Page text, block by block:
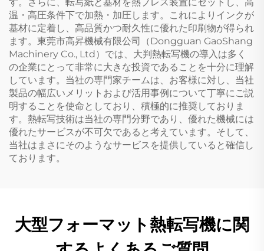
温・高圧条件下で加熱・加圧します。これによりインクが
基材に定着し、高品質かつ耐久性に優れた印刷物が得られ
ます。東莞市高昇機械有限公司（Dongguan GaoShang
Machinery Co., Ltd）では、大判熱転写機の導入は多く
の企業にとって非常に大きな投資であることを十分に理解
しています。当社の専門家チームは、お客様に対し、当社
製品の幅広いメリットおよび活用事例について丁寧にご説
明することを使命としており、積極的に推奨しておりま
す。熱転写技術は当社の専門分野であり、優れた機械には
優れたサービスが不可欠であると考えています。そして、
当社はまさにそのようなサービスを提供していると確信し
ております。
大型フォーマット熱転写機に関